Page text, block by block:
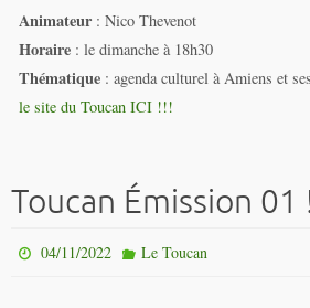
Animateur : Nico Thevenot
Horaire : le dimanche à 18h30
Thématique : agenda culturel à Amiens et
le site du Toucan ICI !!!
Toucan Émission 01
04/11/2022 Le Toucan